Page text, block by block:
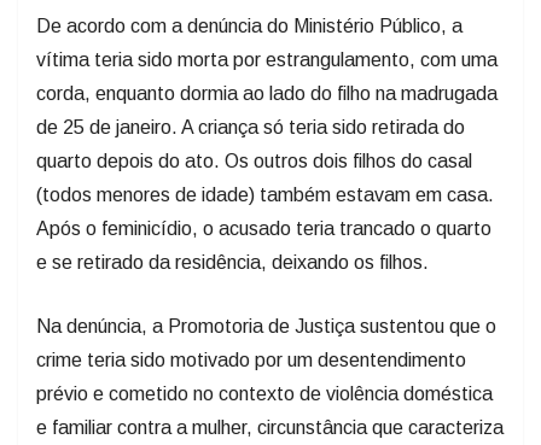
De acordo com a denúncia do Ministério Público, a
vítima teria sido morta por estrangulamento, com uma
corda, enquanto dormia ao lado do filho na madrugada
de 25 de janeiro. A criança só teria sido retirada do
quarto depois do ato. Os outros dois filhos do casal
(todos menores de idade) também estavam em casa.
Após o feminicídio, o acusado teria trancado o quarto
e se retirado da residência, deixando os filhos.
Na denúncia, a Promotoria de Justiça sustentou que o
crime teria sido motivado por um desentendimento
prévio e cometido no contexto de violência doméstica
e familiar contra a mulher, circunstância que caracteriza